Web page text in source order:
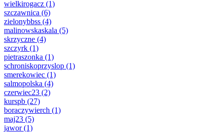
wielkirogacz (1)
szczawnica (6)
zielonybbss (4)
malinowskaskala (5)
skrzyczne (4)
szczyrk (1)
pietraszonka (1)
schroniskoprzyslop (1)
smerekowiec (1)
salmopolska (4)
czerwiec23 (2)
kurspb (27)
boraczywierch (1)
maj23 (5)
jawor(1)